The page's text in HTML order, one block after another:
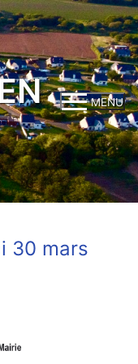
MENU
30 mars